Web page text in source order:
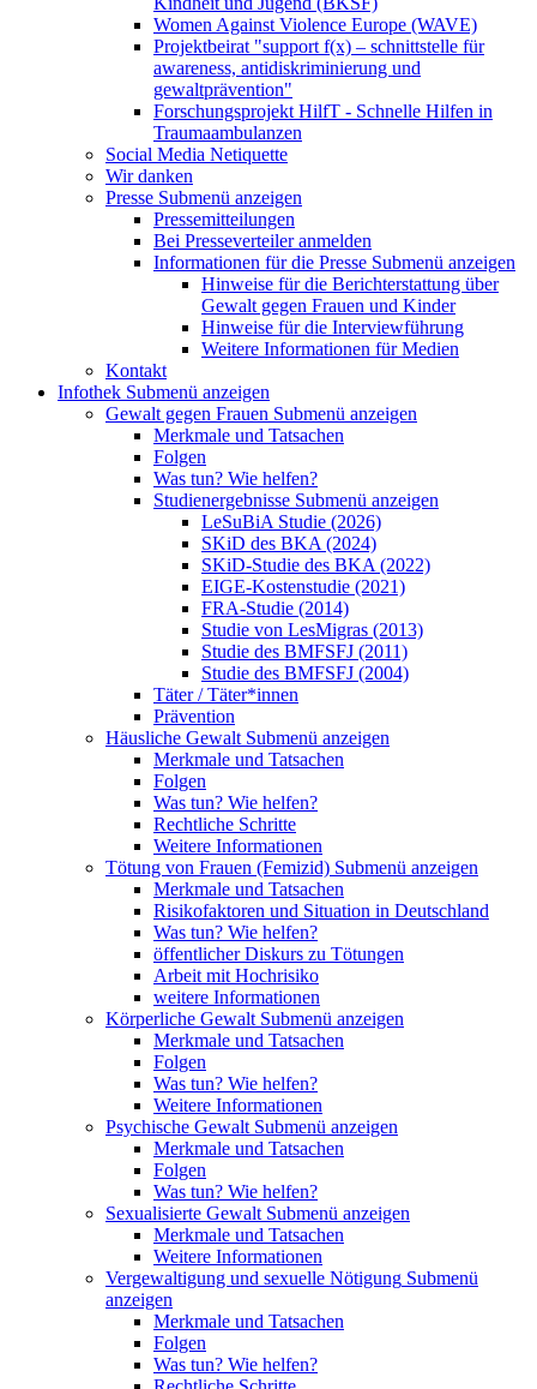
Women Against Violence Europe (WAVE)
Projektbeirat "support f(x) – schnittstelle für
awareness, antidiskriminierung und
gewaltprävention"
Forschungsprojekt HilfT - Schnelle Hilfen in
Traumaambulanzen
Social Media Netiquette
Wir danken
Presse Submenü anzeigen
Pressemitteilungen
Bei Presseverteiler anmelden
Informationen für die Presse Submenü anzeigen
Hinweise für die Berichterstattung über
Gewalt gegen Frauen und Kinder
Hinweise für die Interviewführung
Weitere Informationen für Medien
Kontakt
Infothek Submenü anzeigen
Gewalt gegen Frauen Submenü anzeigen
Merkmale und Tatsachen
Folgen
Was tun? Wie helfen?
Studienergebnisse Submenü anzeigen
LeSuBiA Studie (2026)
SKiD des BKA (2024)
SKiD-Studie des BKA (2022)
EIGE-Kostenstudie (2021)
FRA-Studie (2014)
Studie von LesMigras (2013)
Studie des BMFSFJ (2011)
Studie des BMFSFJ (2004)
Täter / Täter*innen
Prävention
Häusliche Gewalt Submenü anzeigen
Merkmale und Tatsachen
Folgen
Was tun? Wie helfen?
Rechtliche Schritte
Weitere Informationen
Tötung von Frauen (Femizid) Submenü anzeigen
Merkmale und Tatsachen
Risikofaktoren und Situation in Deutschland
Was tun? Wie helfen?
öffentlicher Diskurs zu Tötungen
Arbeit mit Hochrisiko
weitere Informationen
Körperliche Gewalt Submenü anzeigen
Merkmale und Tatsachen
Folgen
Was tun? Wie helfen?
Weitere Informationen
Psychische Gewalt Submenü anzeigen
Merkmale und Tatsachen
Folgen
Was tun? Wie helfen?
Sexualisierte Gewalt Submenü anzeigen
Merkmale und Tatsachen
Weitere Informationen
Vergewaltigung und sexuelle Nötigung Submenü
anzeigen
Merkmale und Tatsachen
Folgen
Was tun? Wie helfen?